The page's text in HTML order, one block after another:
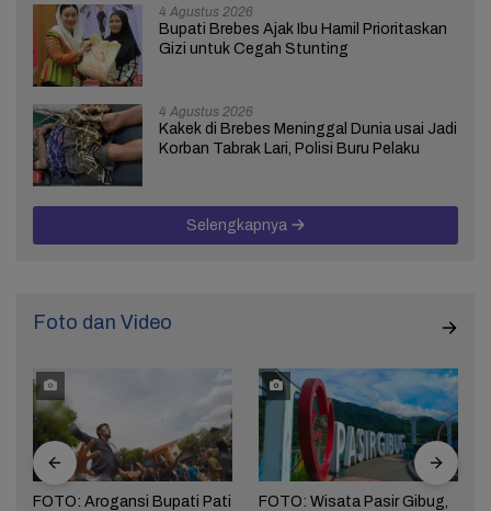
4 Agustus 2026
Bupati Brebes Ajak Ibu Hamil Prioritaskan
Gizi untuk Cegah Stunting
4 Agustus 2026
Kakek di Brebes Meninggal Dunia usai Jadi
Korban Tabrak Lari, Polisi Buru Pelaku
Selengkapnya
Foto dan Video
FOTO: Arogansi Bupati Pati
FOTO: Wisata Pasir Gibug,